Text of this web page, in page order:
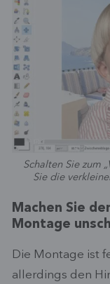
Schalten Sie zum
Sie die
Machen Sie
Montage
Die Montage ist
allerdings den